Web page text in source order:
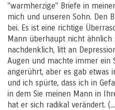
"warmherzige" Briefe in
mich und unseren Sohn. Den
bei. Es ist eine richtige
Mann überhaupt nicht
nachdenklich, litt an
Augen und machte immer ein
angerührt, aber es gab etwas
und ich spürte, dass ich in
in dem Sie meinen Mann in
hat er sich radikal verändert.